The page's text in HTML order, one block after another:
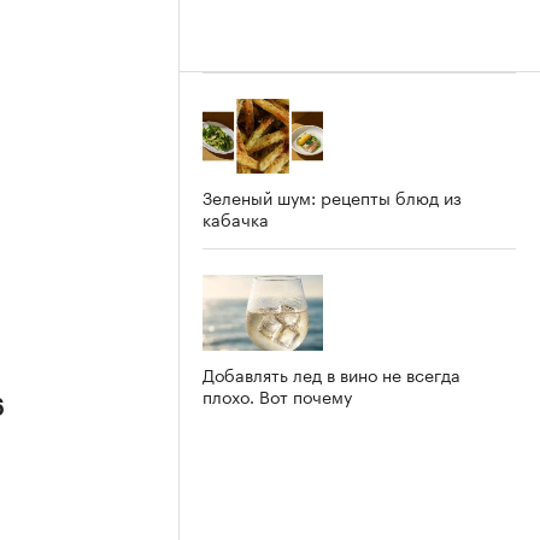
Зеленый шум: рецепты блюд из
кабачка
Добавлять лед в вино не всегда
плохо. Вот почему